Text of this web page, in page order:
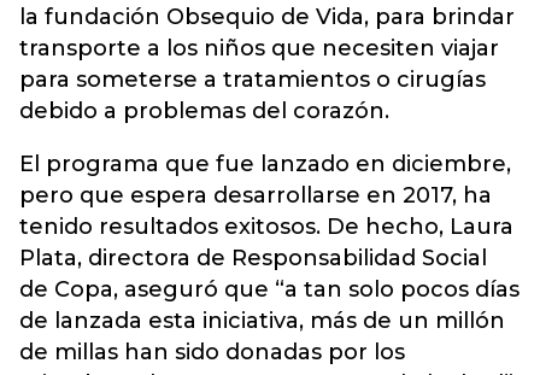
la fundación Obsequio de Vida, para brindar
transporte a los niños que necesiten viajar
para someterse a tratamientos o cirugías
debido a problemas del corazón.
El programa que fue lanzado en diciembre,
pero que espera desarrollarse en 2017, ha
tenido resultados exitosos. De hecho, Laura
Plata, directora de Responsabilidad Social
de Copa, aseguró que “a tan solo pocos días
de lanzada esta iniciativa, más de un millón
de millas han sido donadas por los